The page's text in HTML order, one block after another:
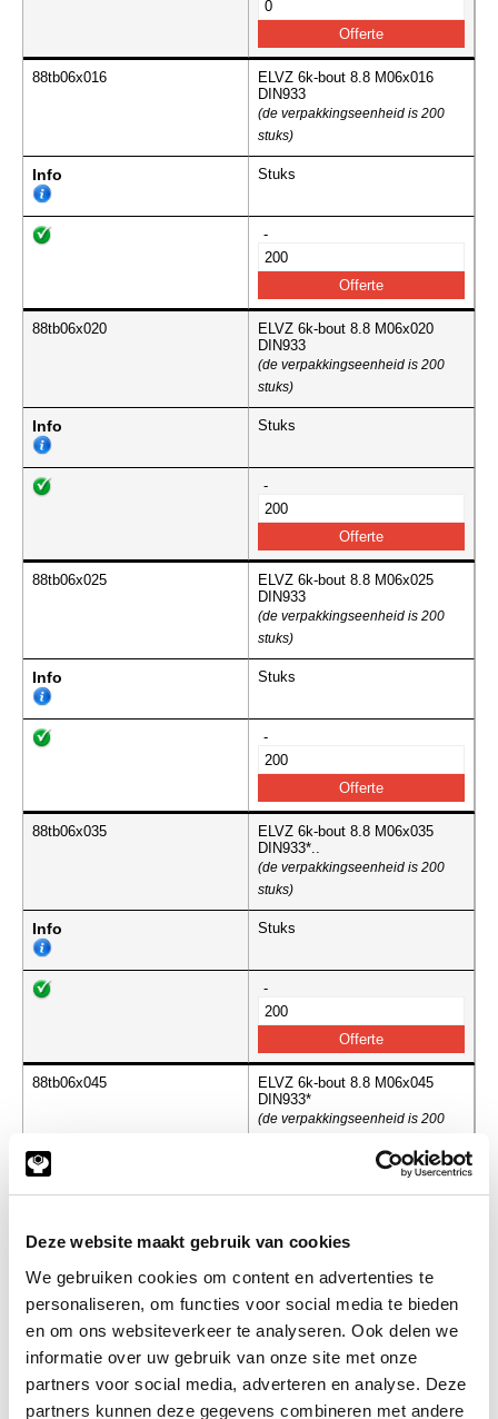
Deze website maakt gebruik van cookies
We gebruiken cookies om content en advertenties te
personaliseren, om functies voor social media te bieden
en om ons websiteverkeer te analyseren. Ook delen we
informatie over uw gebruik van onze site met onze
partners voor social media, adverteren en analyse. Deze
partners kunnen deze gegevens combineren met andere
88tb06x016
ELVZ 6k-bout 8.8 M06x016
DIN933
(de verpakkingseenheid is 200
stuks)
Info Stuks
-
88tb06x020
ELVZ 6k-bout 8.8 M06x020
DIN933
(de verpakkingseenheid is 200
stuks)
Info Stuks
-
88tb06x025
ELVZ 6k-bout 8.8 M06x025
DIN933
(de verpakkingseenheid is 200
stuks)
Info Stuks
-
88tb06x035
ELVZ 6k-bout 8.8 M06x035
DIN933*..
(de verpakkingseenheid is 200
stuks)
Info Stuks
-
88tb06x045
ELVZ 6k-bout 8.8 M06x045
DIN933*
(de verpakkingseenheid is 200
Info
-
88tb06x050
ELVZ 6k-bout 8.8 M06x050
DIN933
stuks)